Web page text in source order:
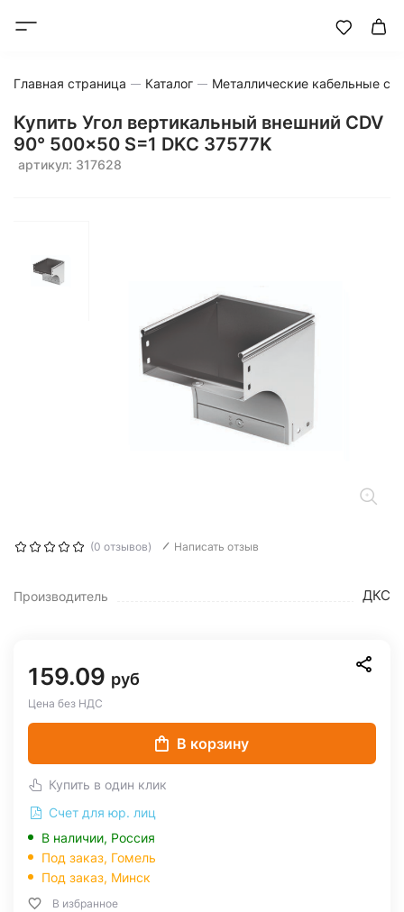
Главная страница Каталог Металлические кабельные
Купить Угол вертикальный внешний CDV
90° 500x50 S=1 DKC 37577K
артикул: 317628
(0 отзывов) Написать отзыв
Производитель ДКС
159.09 руб
Цена без НДС
В корзину
Купить в один клик
Счет для юр. лиц
В наличии, Россия
Под заказ, Гомель
Под заказ, Минск
В избранное